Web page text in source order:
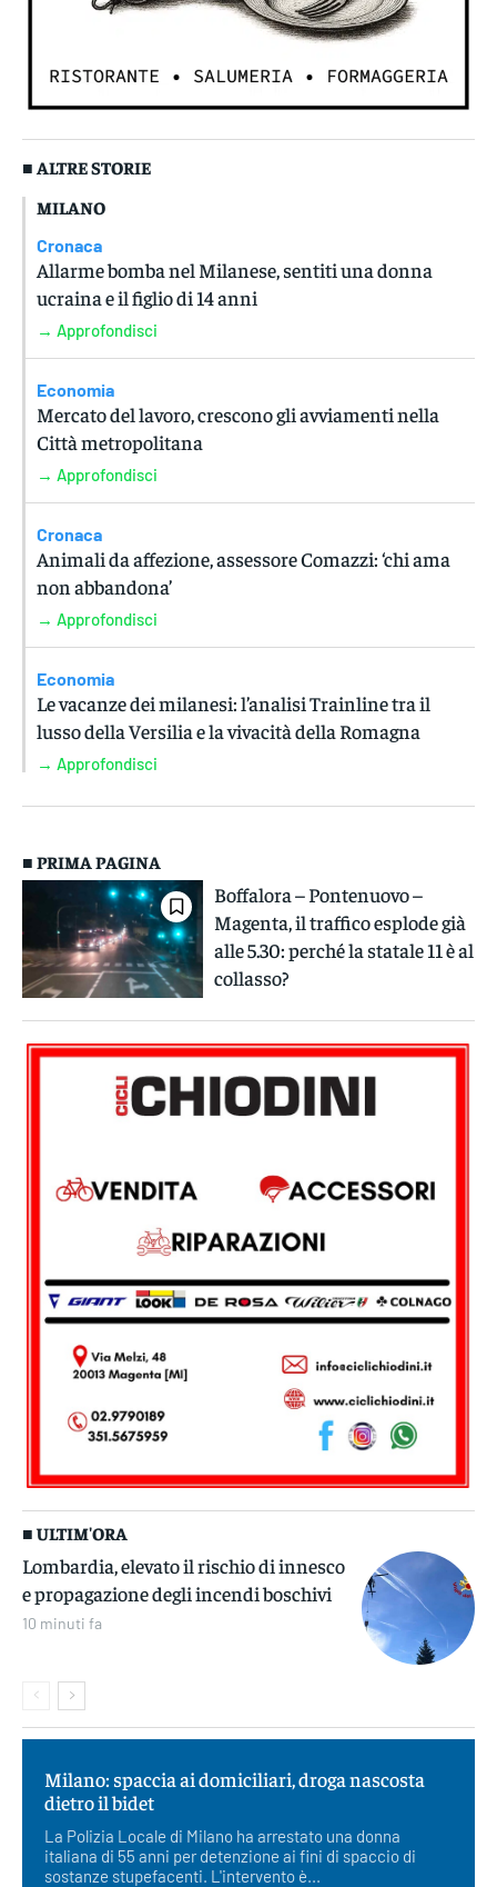
■ ALTRE STORIE
MILANO
Cronaca
Allarme bomba nel Milanese, sentiti una donna
ucraina e il figlio di 14 anni
→ Approfondisci
Economia
Mercato del lavoro, crescono gli avviamenti nella
Città metropolitana
→ Approfondisci
Cronaca
Animali da affezione, assessore Comazzi: ‘chi ama
non abbandona’
→ Approfondisci
Economia
Le vacanze dei milanesi: l’analisi Trainline tra il
lusso della Versilia e la vivacità della Romagna
→ Approfondisci
■ PRIMA PAGINA
Boffalora – Pontenuovo –
Magenta, il traffico esplode già
alle 5.30: perché la statale 11 è al
collasso?
■ ULTIM'ORA
Lombardia, elevato il rischio di innesco
e propagazione degli incendi boschivi
10 minuti fa
Milano: spaccia ai domiciliari, droga nascosta
dietro il bidet
La Polizia Locale di Milano ha arrestato una donna
italiana di 55 anni per detenzione ai fini di spaccio di
sostanze stupefacenti. L'intervento è...